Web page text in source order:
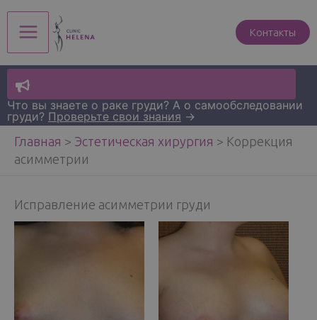
Перейти
содержимому
Main
Menu
Контакты
Что вы знаете о раке груди? А о самообследовании
груди? Проверьте свои знания →
Главная > Эстетическая хирургия > Коррекция
асимметрии
Исправление асимметрии груди